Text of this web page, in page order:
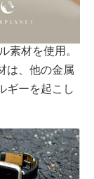
素材を使用。
は、他の金属
ギーを起こし